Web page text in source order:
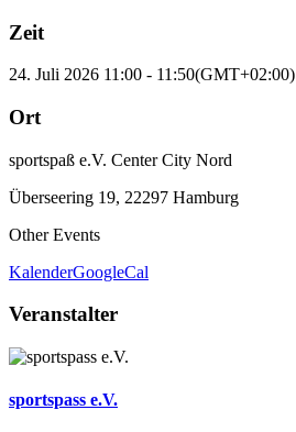
Zeit
24. Juli 2026 11:00 - 11:50(GMT+02:00)
Ort
sportspaß e.V. Center City Nord
Überseering 19, 22297 Hamburg
Other Events
KalenderGoogleCal
Veranstalter
sportspass e.V.